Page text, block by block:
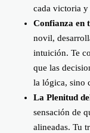
cada victoria y
Confianza en
novil,
intuición. Te
que las
la lógica, sino
La Plenitud
sensación de
alineadas. Tu